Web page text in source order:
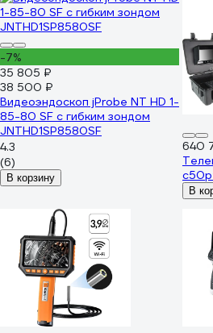
-7%
35 805 ₽
38 500 ₽
Видеоэндоскоп jProbe NT HD 1-
85-80 SF c гибким зондом
JNTHD1SP8580SF
4.3
(6)
В корзину
640
В